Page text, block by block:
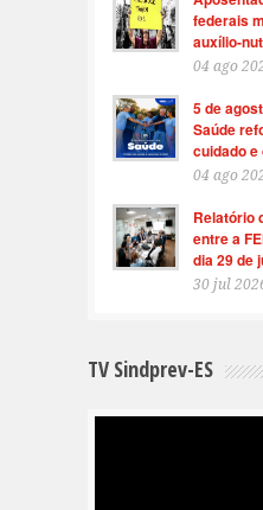
federais
auxílio-
04 ago
5 de
Saúde
cuidado
04 ago
Relatório
entre a
dia 29 de
30 jul
TV Sindprev-ES